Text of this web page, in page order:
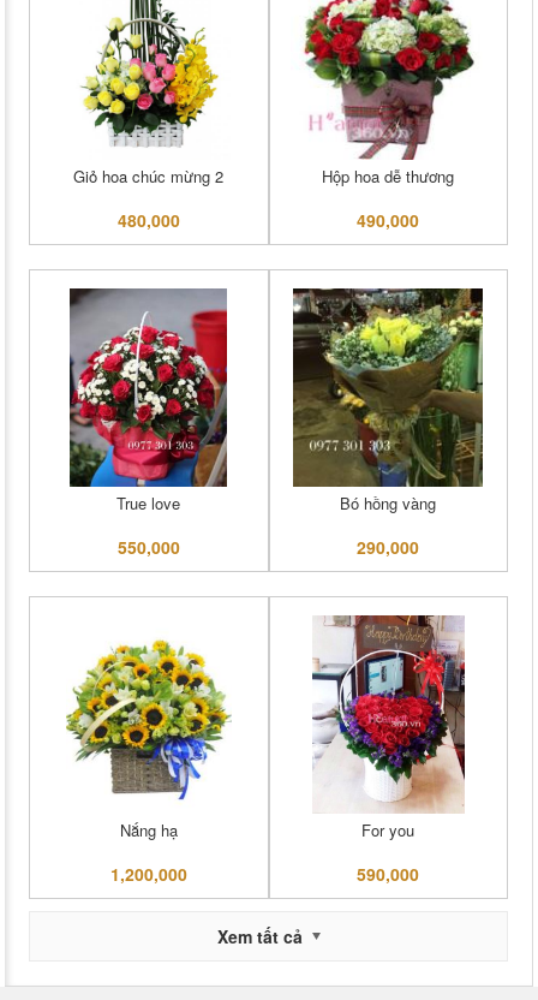
Giỏ hoa chúc mừng 2
480,000
Hộp hoa dễ thương
490,000
True love
550,000
Bó hồng vàng
290,000
Nắng hạ
1,200,000
For you
590,000
Xem tất cả